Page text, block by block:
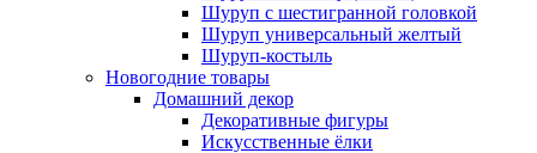
Шуруп с шестигранной головкой
Шуруп универсальный желтый
Шуруп-костыль
Новогодние товары
Домашний декор
Декоративные фигуры
Искусственные ёлки